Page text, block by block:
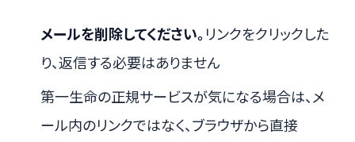
メールを削除してください。リンクをクリックした
り、返信する必要はありません
第一生命の正規サービスが気になる場合は、メ
ール内のリンクではなく、ブラウザから直接